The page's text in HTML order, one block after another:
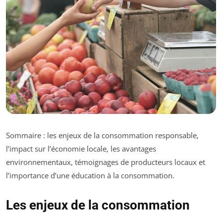
Sommaire : les enjeux de la consommation responsable,
l’impact sur l’économie locale, les avantages
environnementaux, témoignages de producteurs locaux et
l’importance d’une éducation à la consommation.
Les enjeux de la consommation